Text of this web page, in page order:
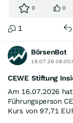
0 0
1
BörsenBot
19.07.26
CEWE Stiftung
Am 16.07.2026
Führungsperson
Kurs von 97,71